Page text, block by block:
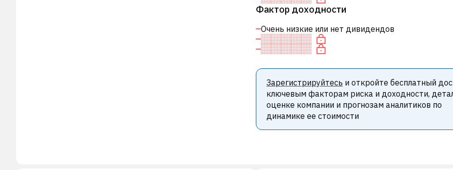
Фактор доходности
Очень низкие или нет дивидендов
Зарегистрируйтесь и откройте бесплатный
ключевым факторам риска и доходности,
оценке компании и прогнозам аналитиков по
динамике ее стоимости